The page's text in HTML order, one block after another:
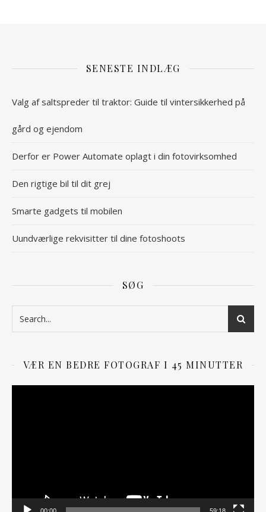
SENESTE INDLÆG
Valg af saltspreder til traktor: Guide til vintersikkerhed på
gård og ejendom
Derfor er Power Automate oplagt i din fotovirksomhed
Den rigtige bil til dit grej
Smarte gadgets til mobilen
Uundværlige rekvisitter til dine fotoshoots
SØG
VÆR EN BEDRE FOTOGRAF I 45 MINUTTER